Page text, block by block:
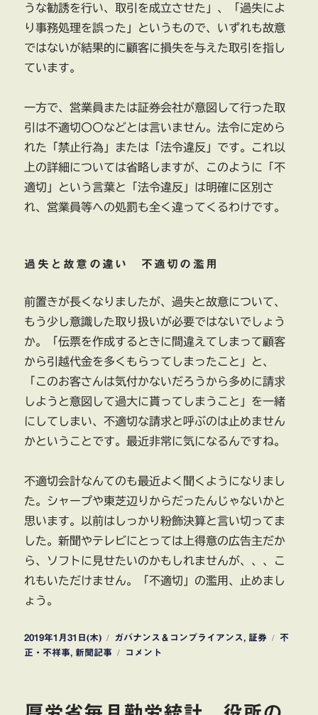
うな勧誘を行い、取引を成立させた」、「過失によ
り事務処理を誤った」というもので、いずれも故意
ではないが結果的に顧客に損失を与えた取引を指し
ています。
一方で、営業員または証券会社が意図して行った取
引は不適切〇〇などとは言いません。法令に定めら
れた「禁止行為」または「法令違反」です。これ以
上の詳細については省略しますが、このように「不
適切」という言葉と「法令違反」は明確に区別さ
れ、営業員等への処罰も全く違ってくるわけです。
過失と故意の違い 不適切の濫用
前置きが長くなりましたが、過失と故意について、
もう少し意識した取り扱いが必要ではないでしょう
か。「伝票を作成するときに間違えてしまって顧客
から引越代金を多くもらってしまったこと」と、
「このお客さんは気付かないだろうから多めに請求
しようと意図して過大に貰ってしまうこと」を一緒
にしてしまい、不適切な請求と呼ぶのは止めません
かということです。最近非常に気になるんですね。
不適切会計なんてのも最近よく聞くようになりまし
た。シャープや東芝辺りからだったんじゃないかと
思います。以前はしっかり粉飾決算と言い切ってま
した。新聞やテレビにとっては上得意の広告主だか
ら、ソフトに見せたいのかもしれませんが、、、こ
れもいただけません。「不適切」の濫用、止めまし
ょう。
投
稿
2019年1月31日(木)
カ
テ
ガバナンス＆コンプライアンス, 証券
タ
不
正・不祥事, 新聞記事
ク
ヤ
コメント